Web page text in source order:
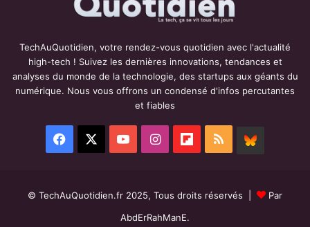
TechAuQuotidien, votre rendez-vous quotidien avec l'actualité
high-tech ! Suivez les dernières innovations, tendances et
analyses du monde de la technologie, des startups aux géants du
numérique. Nous vous offrons un condensé d'infos percutantes
et fiables
Facebook YouTubeInstagramFlipboard
RSS
© TechAuQuotidien.fr 2025, Tous droits réservés |
Par
AbdErRahManE.